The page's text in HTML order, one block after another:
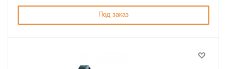
Под заказ